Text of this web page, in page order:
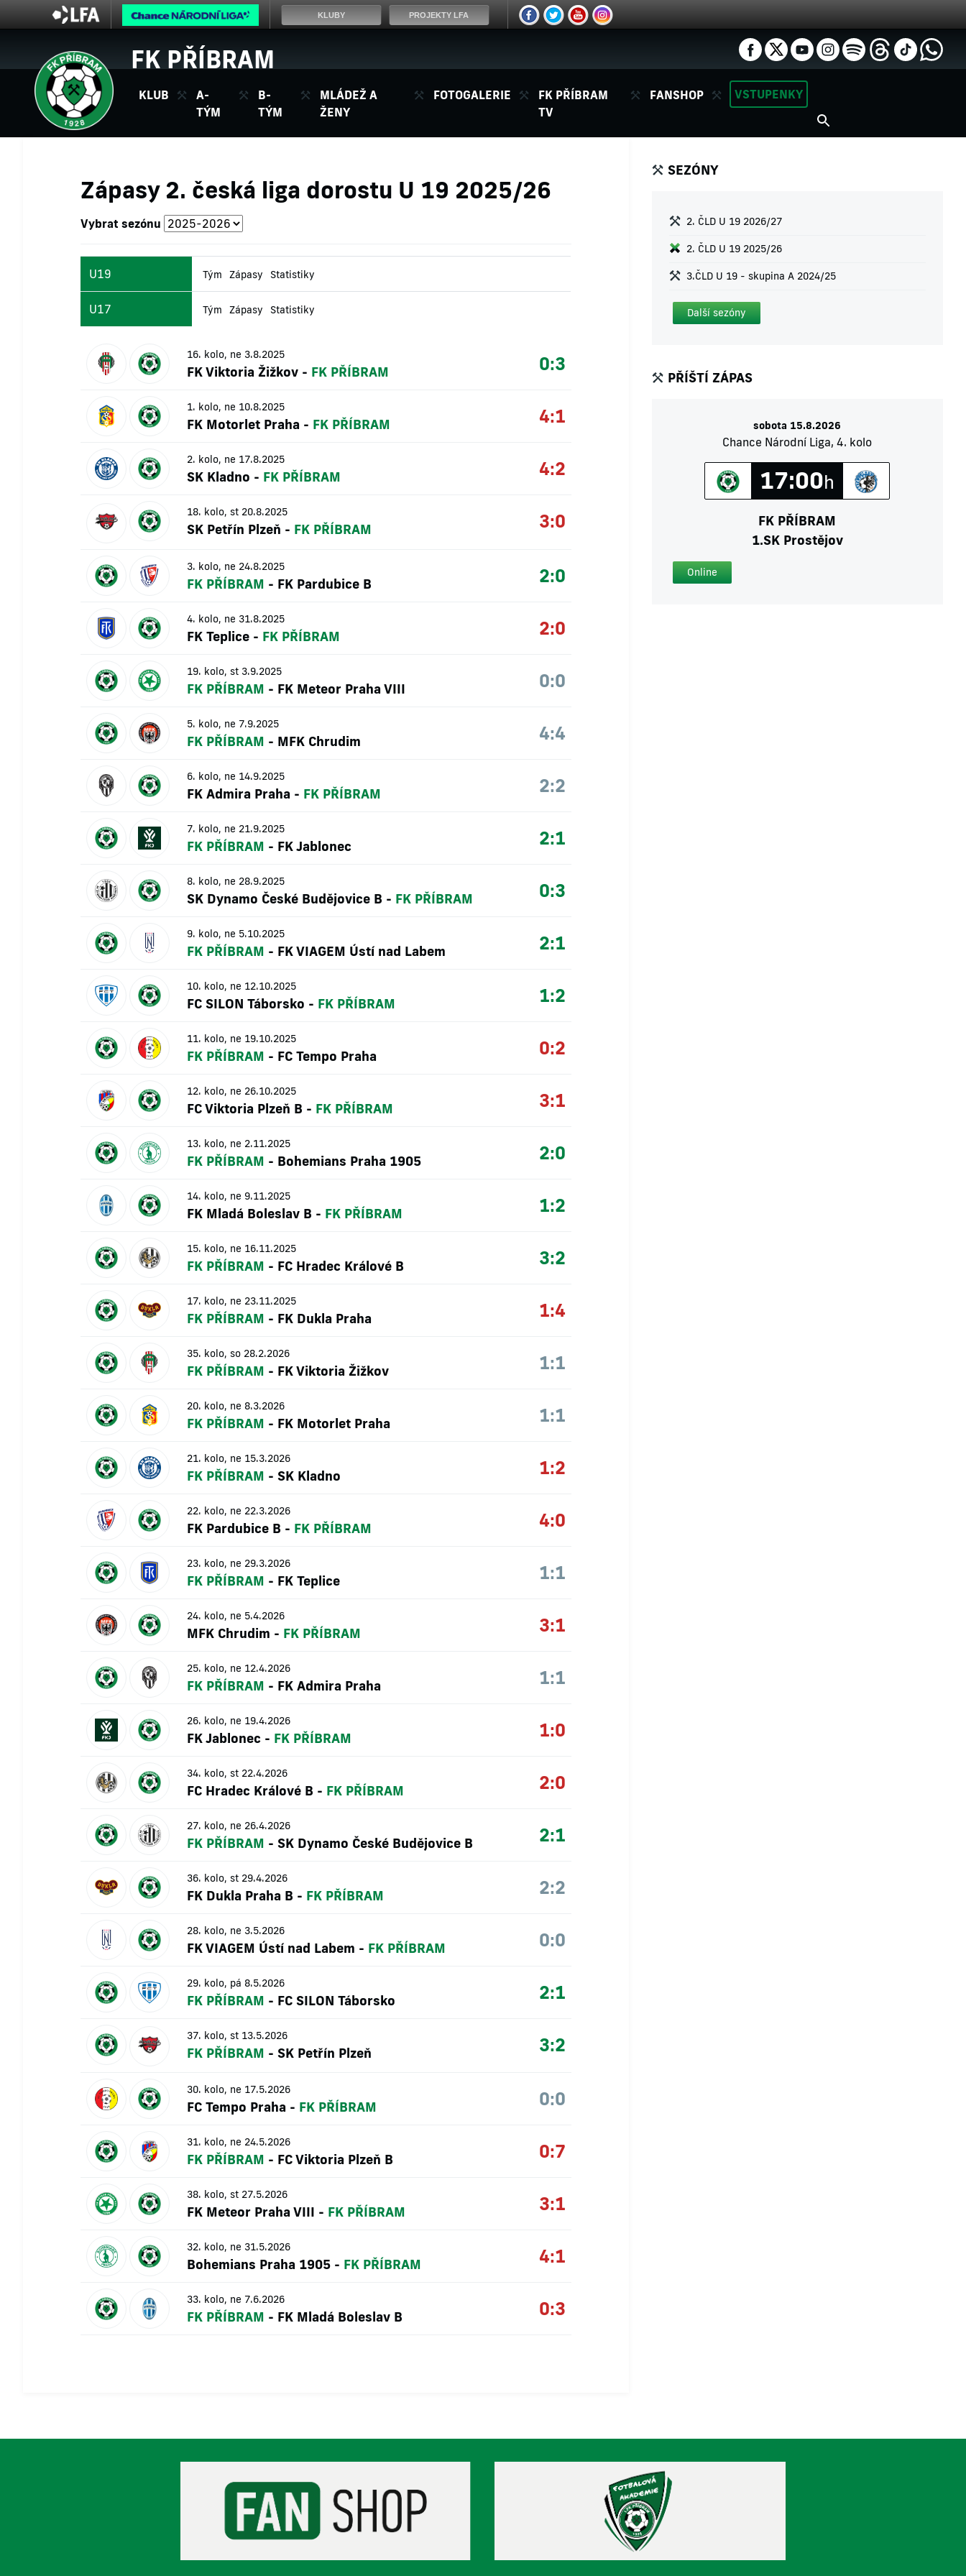
FK PŘÍBRAM
KLUB
A-
TÝM
B-
TÝM
MLÁDEŽ A
ŽENY
FOTOGALERIE
FK PŘÍBRAM
TV
FANSHOP VSTUPENKY
Zápasy 2. česká liga dorostu U 19 2025/26
Vybrat sezónu
U19 Tým Zápasy Statistiky
U17 Tým Zápasy Statistiky
16. kolo, ne 3.8.2025
FK Viktoria Žižkov - FK PŘÍBRAM 0:3
1. kolo, ne 10.8.2025
FK Motorlet Praha - FK PŘÍBRAM 4:1
2. kolo, ne 17.8.2025
SK Kladno - FK PŘÍBRAM 4:2
18. kolo, st 20.8.2025
SK Petřín Plzeň - FK PŘÍBRAM 3:0
3. kolo, ne 24.8.2025
FK PŘÍBRAM - FK Pardubice B 2:0
4. kolo, ne 31.8.2025
FK Teplice - FK PŘÍBRAM 2:0
19. kolo, st 3.9.2025
FK PŘÍBRAM - FK Meteor Praha VIII 0:0
5. kolo, ne 7.9.2025
FK PŘÍBRAM - MFK Chrudim 4:4
6. kolo, ne 14.9.2025
FK Admira Praha - FK PŘÍBRAM 2:2
7. kolo, ne 21.9.2025
FK PŘÍBRAM - FK Jablonec 2:1
8. kolo, ne 28.9.2025
SK Dynamo České Budějovice B - FK PŘÍBRAM 0:3
9. kolo, ne 5.10.2025
FK PŘÍBRAM - FK VIAGEM Ústí nad Labem 2:1
10. kolo, ne 12.10.2025
FC SILON Táborsko - FK PŘÍBRAM 1:2
11. kolo, ne 19.10.2025
FK PŘÍBRAM - FC Tempo Praha 0:2
12. kolo, ne 26.10.2025
FC Viktoria Plzeň B - FK PŘÍBRAM 3:1
13. kolo, ne 2.11.2025
FK PŘÍBRAM - Bohemians Praha 1905 2:0
14. kolo, ne 9.11.2025
FK Mladá Boleslav B - FK PŘÍBRAM 1:2
15. kolo, ne 16.11.2025
FK PŘÍBRAM - FC Hradec Králové B 3:2
17. kolo, ne 23.11.2025
FK PŘÍBRAM - FK Dukla Praha 1:4
35. kolo, so 28.2.2026
FK PŘÍBRAM - FK Viktoria Žižkov 1:1
20. kolo, ne 8.3.2026
FK PŘÍBRAM - FK Motorlet Praha 1:1
21. kolo, ne 15.3.2026
FK PŘÍBRAM - SK Kladno 1:2
22. kolo, ne 22.3.2026
FK Pardubice B - FK PŘÍBRAM 4:0
23. kolo, ne 29.3.2026
FK PŘÍBRAM - FK Teplice 1:1
24. kolo, ne 5.4.2026
MFK Chrudim - FK PŘÍBRAM 3:1
25. kolo, ne 12.4.2026
FK PŘÍBRAM - FK Admira Praha 1:1
26. kolo, ne 19.4.2026
FK Jablonec - FK PŘÍBRAM 1:0
34. kolo, st 22.4.2026
FC Hradec Králové B - FK PŘÍBRAM 2:0
27. kolo, ne 26.4.2026
FK PŘÍBRAM - SK Dynamo České Budějovice B 2:1
36. kolo, st 29.4.2026
FK Dukla Praha B - FK PŘÍBRAM 2:2
28. kolo, ne 3.5.2026
FK VIAGEM Ústí nad Labem - FK PŘÍBRAM 0:0
29. kolo, pá 8.5.2026
FK PŘÍBRAM - FC SILON Táborsko 2:1
37. kolo, st 13.5.2026
FK PŘÍBRAM - SK Petřín Plzeň 3:2
30. kolo, ne 17.5.2026
FC Tempo Praha - FK PŘÍBRAM 0:0
31. kolo, ne 24.5.2026
FK PŘÍBRAM - FC Viktoria Plzeň B 0:7
38. kolo, st 27.5.2026
FK Meteor Praha VIII - FK PŘÍBRAM 3:1
32. kolo, ne 31.5.2026
Bohemians Praha 1905 - FK PŘÍBRAM 4:1
33. kolo, ne 7.6.2026
FK PŘÍBRAM - FK Mladá Boleslav B 0:3
SEZÓNY
2. ČLD U 19 2026/27
2. ČLD U 19 2025/26
3.ČLD U 19 - skupina A 2024/25
Další sezóny
PŘÍŠTÍ ZÁPAS
sobota 15.8.2026
Chance Národní Liga, 4. kolo
17:00h
FK PŘÍBRAM
1.SK Prostějov
Online
KLUBY PROJEKTY LFA